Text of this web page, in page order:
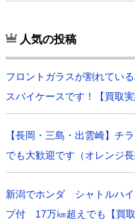
人気の投稿
フロントガラスが割れてい
スバイケースです！【買取
【長岡・三島・出雲崎】チ
でも大歓迎です（オレンジ長
新潟でホンダ シャトルハ
プ付 17万㎞超えでも【買取